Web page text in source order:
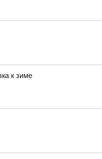
к зиме